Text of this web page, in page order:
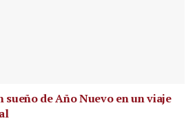
sueño de Año Nuevo en un viaje